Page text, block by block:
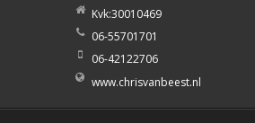
Kvk:30010469
06-55701701
06-42122706
www.chrisvanbeest.nl